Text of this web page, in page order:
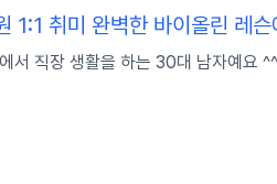
1:1 취미 완벽한 바이올린 레슨
서 직장 생활을 하는 30대 남자예요